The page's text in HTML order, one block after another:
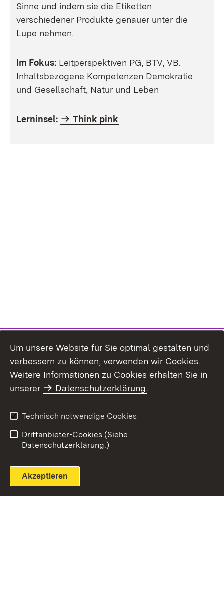
Sinne und indem sie die Etiketten
verschiedener Produkte genauer unter die
Lupe nehmen.
Im Fokus: Leitperspektiven PG, BTV, VB.
Inhaltsbezogene Kompetenzen Demokratie
und Gesellschaft, Natur und Leben
Lerninsel: Think pink
Themenübersicht
Um unsere Website für Sie optimal gestalten und
verbessern zu können, verwenden wir Cookies.
Weitere Informationen zu Cookies erhalten Sie in
unserer
Datenschutzerklärung.
Technisch notwendige Cookies
Drittanbieter-Cookies (Siehe
Datenschutzerklärung.)
Akzeptieren